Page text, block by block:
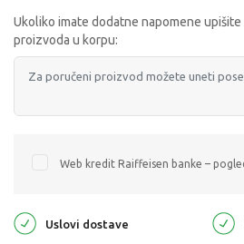
Ukoliko imate dodatne napomene
proizvoda u korpu:
Web kredit Raiffeisen banke –
Uslovi dostave